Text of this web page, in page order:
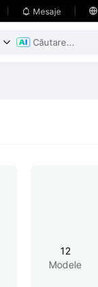
 Mesaje 

12
Modele